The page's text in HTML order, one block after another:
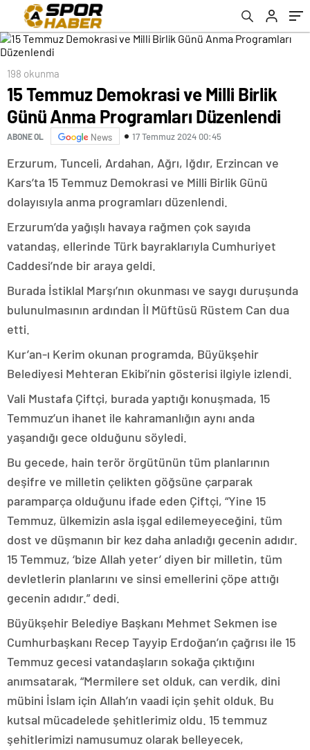
198 okunma
15 Temmuz Demokrasi ve Milli Birlik
Günü Anma Programları Düzenlendi
ABONE OL News 17 Temmuz 2024 00:45
Erzurum, Tunceli, Ardahan, Ağrı, Iğdır, Erzincan ve
Kars’ta 15 Temmuz Demokrasi ve Milli Birlik Günü
dolayısıyla anma programları düzenlendi.
Erzurum’da yağışlı havaya rağmen çok sayıda
vatandaş, ellerinde Türk bayraklarıyla Cumhuriyet
Caddesi’nde bir araya geldi.
Burada İstiklal Marşı’nın okunması ve saygı duruşunda
bulunulmasının ardından İl Müftüsü Rüstem Can dua
etti.
Kur’an-ı Kerim okunan programda, Büyükşehir
Belediyesi Mehteran Ekibi’nin gösterisi ilgiyle izlendi.
Vali Mustafa Çiftçi, burada yaptığı konuşmada, 15
Temmuz’un ihanet ile kahramanlığın aynı anda
yaşandığı gece olduğunu söyledi.
Bu gecede, hain terör örgütünün tüm planlarının
deşifre ve milletin çelikten göğsüne çarparak
paramparça olduğunu ifade eden Çiftçi, “Yine 15
Temmuz, ülkemizin asla işgal edilemeyeceğini, tüm
dost ve düşmanın bir kez daha anladığı gecenin adıdır.
15 Temmuz, ‘bize Allah yeter’ diyen bir milletin, tüm
devletlerin planlarını ve sinsi emellerini çöpe attığı
gecenin adıdır.” dedi.
Büyükşehir Belediye Başkanı Mehmet Sekmen ise
Cumhurbaşkanı Recep Tayyip Erdoğan’ın çağrısı ile 15
Temmuz gecesi vatandaşların sokağa çıktığını
anımsatarak, “Mermilere set olduk, can verdik, dini
mübini İslam için Allah’ın vaadi için şehit olduk. Bu
kutsal mücadelede şehitlerimiz oldu. 15 temmuz
şehitlerimizi namusumuz olarak belleyecek,